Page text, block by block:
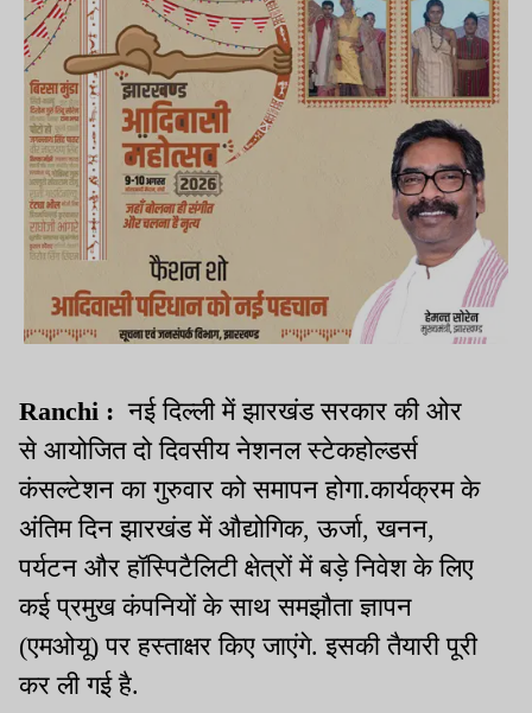
Ranchi :नई दिल्ली में झारखंड सरकार की ओर
से आयोजित दो दिवसीय नेशनल स्टेकहोल्डर्स
कंसल्टेशन का गुरुवार को समापन होगा.कार्यक्रम के
अंतिम दिन झारखंड में औद्योगिक, ऊर्जा, खनन,
पर्यटन और हॉस्पिटैलिटी क्षेत्रों में बड़े निवेश के लिए
कई प्रमुख कंपनियों के साथ समझौता ज्ञापन
(एमओयू) पर हस्ताक्षर किए जाएंगे. इसकी तैयारी पूरी
कर ली गई है.